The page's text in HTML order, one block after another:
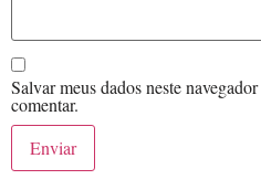
Salvar meus dados neste
comentar.